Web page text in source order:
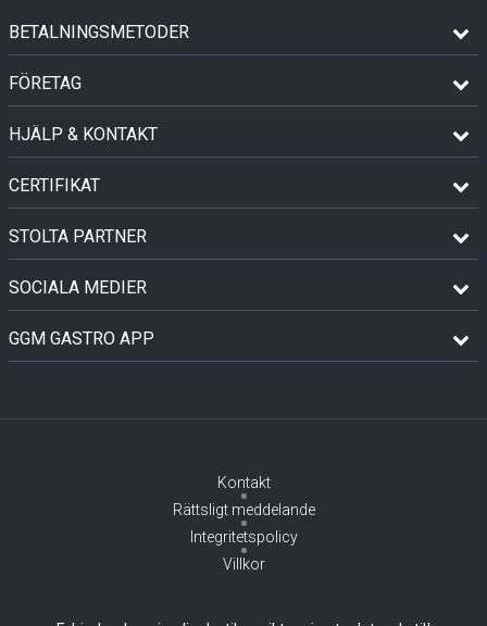
BETALNINGSMETODER
FÖRETAG
HJÄLP & KONTAKT
CERTIFIKAT
STOLTA PARTNER
SOCIALA MEDIER
GGM GASTRO APP
Kontakt
Rättsligt meddelande
Integritetspolicy
Villkor